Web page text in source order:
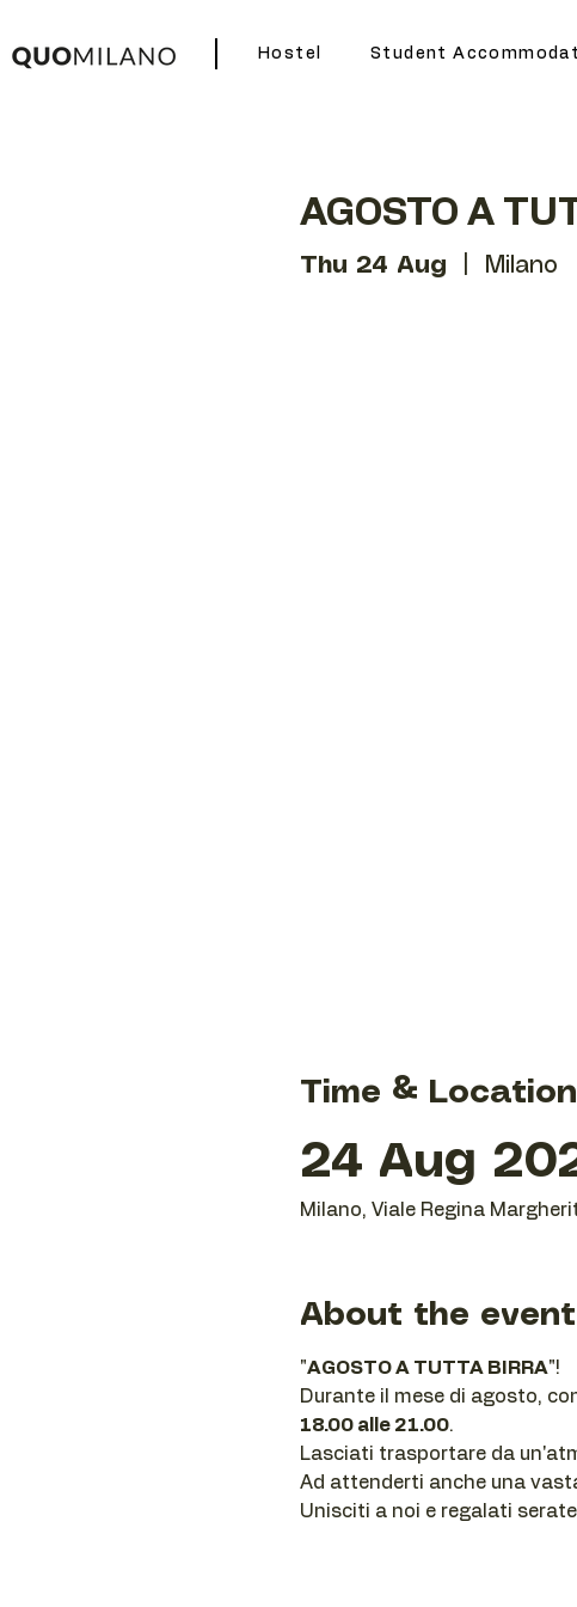
Hostel Student
AGOSTO A
Thu 24 Aug Milano
Time & Location
24 Aug
Milano, Viale Regina
About the event
"AGOSTO A TUTTA BIRRA"!
Durante il mese di agosto,
18.00 alle 21.00.
Lasciati trasportare da
Ad attenderti anche una
Unisciti a noi e regalati